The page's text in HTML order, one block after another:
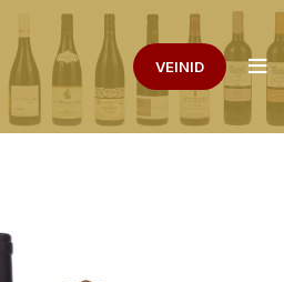
VEINID